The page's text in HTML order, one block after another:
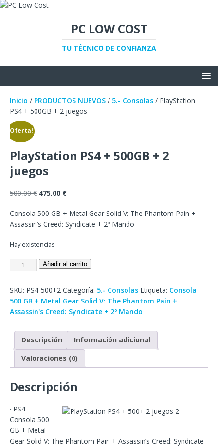
PC LOW COST
TU TÉCNICO DE CONFIANZA
Inicio / PRODUCTOS NUEVOS / 5.- Consolas / PlayStation
PS4 + 500GB + 2 juegos
¡Oferta!
PlayStation PS4 + 500GB + 2
juegos
500,00€ 475,00 €
Consola 500 GB + Metal Gear Solid V: The Phantom Pain +
Assassin’s Creed: Syndicate + 2º Mando
Hay existencias
Añadir al carrito
SKU: PS4-500+2 Categoría: 5.- Consolas Etiqueta: Consola
500 GB + Metal Gear Solid V: The Phantom Pain +
Assassin's Creed: Syndicate + 2º Mando
Descripción
Información adicional
Valoraciones (0)
Descripción
· PS4 –
Consola 500
GB + Metal
Gear Solid V: The Phantom Pain + Assassin’s Creed: Syndicate